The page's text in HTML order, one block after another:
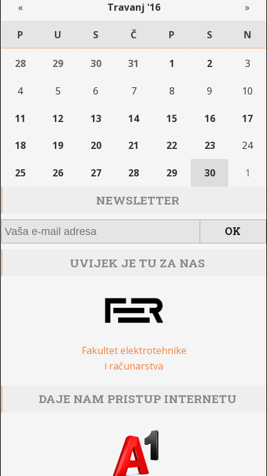
« Travanj '16 »
P U S Č P S N
28 29 30 31 1 2 3
4 5 6 7 8 9 10
11 12 13 14 15 16 17
18 19 20 21 22 23 24
25 26 27 28 29 30 1
NEWSLETTER
UVIJEK JE TU ZA NAS
Fakultet elektrotehnike
i računarstva
DAJE NAM PRISTUP INTERNETU